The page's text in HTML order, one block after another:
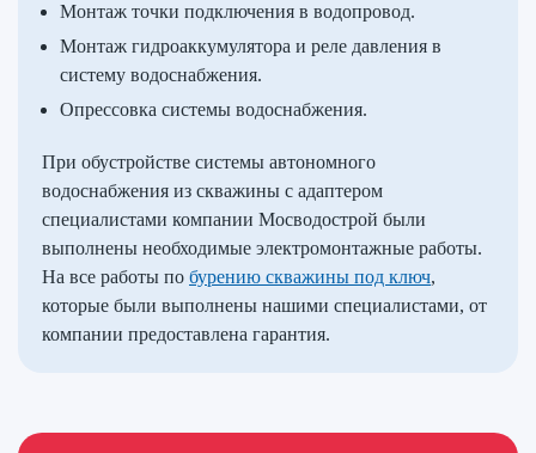
Монтаж точки подключения в водопровод.
Монтаж гидроаккумулятора и реле давления в
систему водоснабжения.
Опрессовка системы водоснабжения.
При обустройстве системы автономного
водоснабжения из скважины с адаптером
специалистами компании Мосводострой были
выполнены необходимые электромонтажные работы.
На все работы по бурению скважины под ключ,
которые были выполнены нашими специалистами, от
компании предоставлена гарантия.